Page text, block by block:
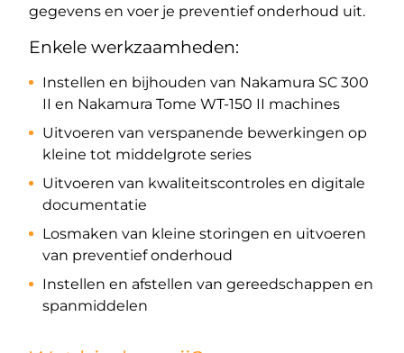
gegevens en voer je preventief onderhoud uit.
Enkele werkzaamheden:
Instellen en bijhouden van Nakamura SC 300
II en Nakamura Tome WT-150 II machines
Uitvoeren van verspanende bewerkingen op
kleine tot middelgrote series
Uitvoeren van kwaliteitscontroles en digitale
documentatie
Losmaken van kleine storingen en uitvoeren
van preventief onderhoud
Instellen en afstellen van gereedschappen en
spanmiddelen